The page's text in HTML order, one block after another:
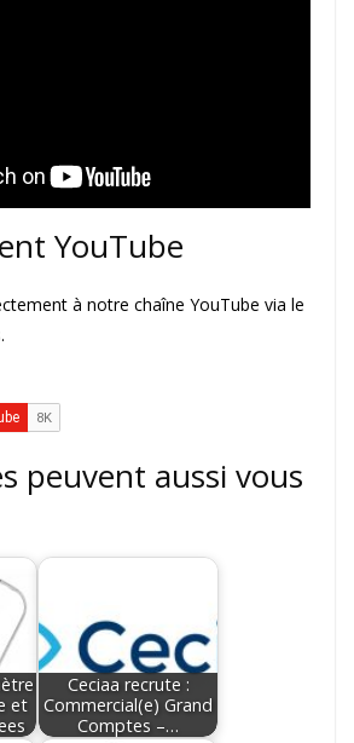
YouTube
à notre chaîne YouTube via le
peuvent aussi vous
et
Ceciaa recrute :
Commercial(e) Grand
Comptes –…